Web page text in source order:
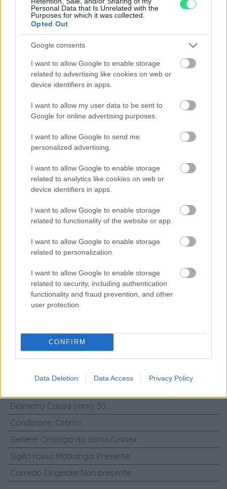
Personal Data that Is Unrelated with the
Purposes for which it was collected.
Opted Out
Google consents
I want to allow Google to enable storage
related to advertising like cookies on web or
device identifiers in apps.
I want to allow my user data to be sent to
Google for online advertising purposes.
I want to allow Google to send me
personalized advertising.
I want to allow Google to enable storage
related to analytics like cookies on web or
device identifiers in apps.
I want to allow Google to enable storage
related to functionality of the website or app.
I want to allow Google to enable storage
related to personalization.
I want to allow Google to enable storage
related to security, including authentication
functionality and fraud prevention, and other
user protection.
CONFIRM
Data Deletion Data Access Privacy Policy
*
La tua richiesta
Consenso al
trattamento dati
personali *
Caratteristiche: Bucherer Hexagonal
18kt yellow gold- approx 1980 - our
box and papers
Marca:Bucherer
Modello:Bucherer - Hexagonal
Materiali Cassa:Oro giallo
Diametro Cassa (mm): 30
Condizione: Ottimo
Genere: Orologio da uomo/unisex
Sigillo rosso Matranga: Presente
Corredo Originale: Non presente